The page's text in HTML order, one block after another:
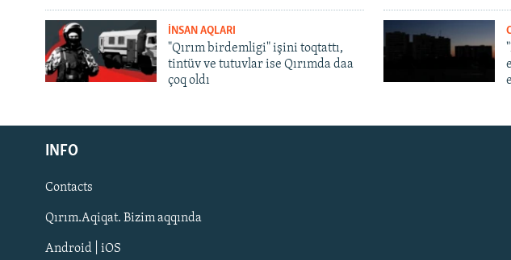
Русский
Українською
QOŞULIÑIZ!
İNSAN AQLARI
"Qırım birdemligi" işini toqtattı,
tintüv ve tutuvlar ise Qırımda daa
çoq oldı
INFO
Contacts
Qırım.Aqiqat. Bizim aqqında
Android | iOS